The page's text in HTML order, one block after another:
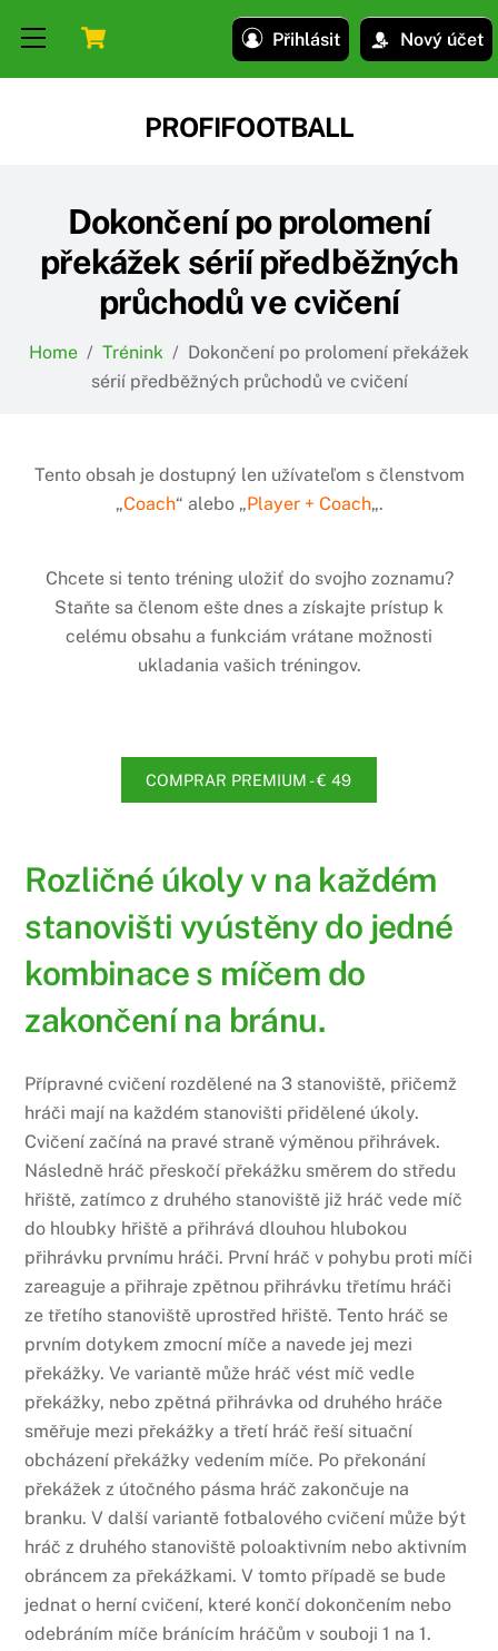
Přihlásit Nový účet
Menu
PROFIFOOTBALL
Dokončení po prolomení
překážek sérií předběžných
průchodů ve cvičení
Home / Trénink / Dokončení po prolomení překážek
sérií předběžných průchodů ve cvičení
Tento obsah je dostupný len užívateľom s členstvom
„Coach“ alebo „Player + Coach„.
Chcete si tento tréning uložiť do svojho zoznamu?
Staňte sa členom ešte dnes a získajte prístup k
celému obsahu a funkciám vrátane možnosti
ukladania vašich tréningov.
COMPRAR PREMIUM - € 49
Rozličné úkoly v na každém
stanovišti vyústěny do jedné
kombinace s míčem do
zakončení na bránu.
Přípravné cvičení rozdělené na 3 stanoviště, přičemž
hráči mají na každém stanovišti přidělené úkoly.
Cvičení začíná na pravé straně výměnou přihrávek.
Následně hráč přeskočí překážku směrem do středu
hřiště, zatímco z druhého stanoviště již hráč vede míč
do hloubky hřiště a přihrává dlouhou hlubokou
přihrávku prvnímu hráči. První hráč v pohybu proti míči
zareaguje a přihraje zpětnou přihrávku třetímu hráči
ze třetího stanoviště uprostřed hřiště. Tento hráč se
prvním dotykem zmocní míče a navede jej mezi
překážky. Ve variantě může hráč vést míč vedle
překážky, nebo zpětná přihrávka od druhého hráče
směřuje mezi překážky a třetí hráč řeší situační
obcházení překážky vedením míče. Po překonání
překážek z útočného pásma hráč zakončuje na
branku. V další variantě fotbalového cvičení může být
hráč z druhého stanoviště poloaktivním nebo aktivním
obráncem za překážkami. V tomto případě se bude
jednat o herní cvičení, které končí dokončením nebo
odebráním míče bránícím hráčům v souboji 1 na 1.